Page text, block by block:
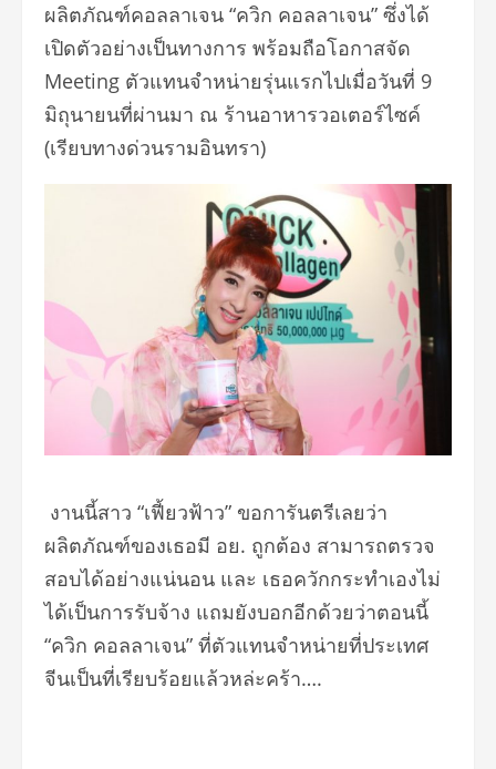
ผลิตภัณฑ์คอลลาเจน “ควิก คอลลาเจน” ซึ่งได้
เปิดตัวอย่างเป็นทางการ พร้อมถือโอกาสจัด
Meeting ตัวแทนจำหน่ายรุ่นแรกไปเมื่อวันที่ 9
มิถุนายนที่ผ่านมา ณ ร้านอาหารวอเตอร์ไซค์
(เรียบทางด่วนรามอินทรา)
งานนี้สาว “เฟี้ยวฟ้าว” ขอการันตรีเลยว่า
ผลิตภัณฑ์ของเธอมี อย. ถูกต้อง สามารถตรวจ
สอบได้อย่างแน่นอน และ เธอควักกระทำเองไม่
ได้เป็นการรับจ้าง แถมยังบอกอีกด้วยว่าตอนนี้
“ควิก คอลลาเจน” ที่ตัวแทนจำหน่ายที่ประเทศ
จีนเป็นที่เรียบร้อยแล้วหล่ะคร้า….